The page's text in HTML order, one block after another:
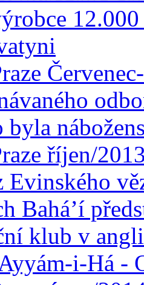
byla
říjen/
Evinského
Bahá’í
klub v
i-Há -